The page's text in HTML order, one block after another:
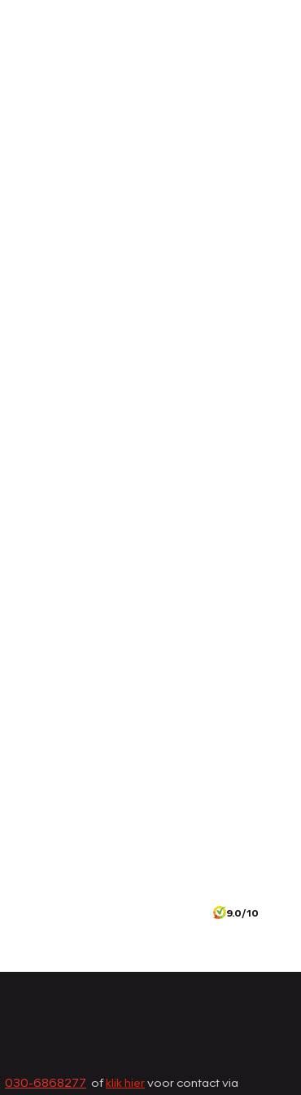
9.0/10
030-6868277 ofklik hiervoor contact via